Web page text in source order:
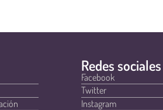
Redes sociales
Facebook
Twitter
Instagram